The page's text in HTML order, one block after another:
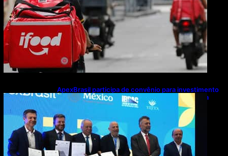
ApexBrasil participa de convênio para investimento
de R$ 2,63 milhões em exportações de cachaça